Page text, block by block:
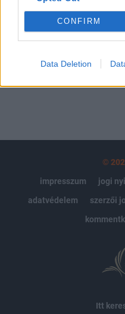
CONFIRM
Data Deletion
MÁR ELŐFIZETŐNK
©
impresszum
jogi
adatvédelem
szerzői
Itt